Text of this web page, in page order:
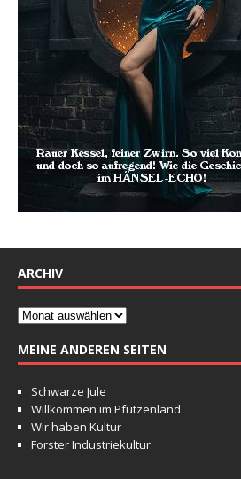
ARCHIV
MEINE ANDEREN SEITEN
Schwarze Jule
Willkommen im Pfützenland
Wir haben Kultur
Forster Industriekultur